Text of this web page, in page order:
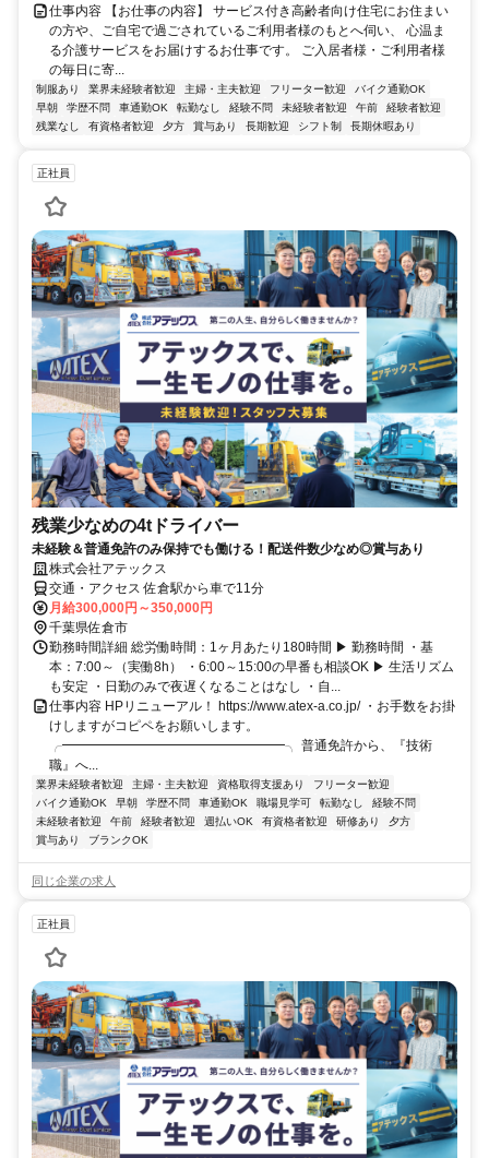
仕事内容 【お仕事の内容】 サービス付き高齢者向け住宅にお住まい
の方や、ご自宅で過ごされているご利用者様のもとへ伺い、 心温ま
る介護サービスをお届けするお仕事です。 ご入居者様・ご利用者様
の毎日に寄...
制服あり 業界未経験者歓迎 主婦・主夫歓迎 フリーター歓迎
バイク通勤OK
早朝
学歴不問 車通勤OK 転勤なし 経験不問 未経験者歓迎 午前
経験者歓迎
残業なし
有資格者歓迎 夕方 賞与あり 長期歓迎 シフト制 長期休暇あり
正社員
残業少なめの4tドライバー
未経験＆普通免許のみ保持でも働ける！配送件数少なめ◎賞与あり
株式会社アテックス
交通・アクセス 佐倉駅から車で11分
月給300,000円～350,000円
千葉県佐倉市
勤務時間詳細 総労働時間：1ヶ月あたり180時間 ▶ 勤務時間 ・基
本：7:00～（実働8h） ・6:00～15:00の早番も相談OK ▶ 生活リズム
も安定 ・日勤のみで夜遅くなることはなし ・自...
仕事内容 HPリニューアル！ https://www.atex-a.co.jp/ ・お手数をお掛
けしますがコピペをお願いします。
╭━━━━━━━━━━━━━━━━━╮ 普通免許から、『技術
職』へ...
業界未経験者歓迎 主婦・主夫歓迎 資格取得支援あり
フリーター歓迎
バイク通勤OK
早朝 学歴不問 車通勤OK 職場見学可 転勤なし
経験不問
未経験者歓迎
午前 経験者歓迎 週払いOK 有資格者歓迎 研修あり
夕方
賞与あり
ブランクOK
同じ企業の求人
正社員